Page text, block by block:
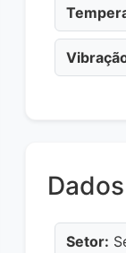
Setor: